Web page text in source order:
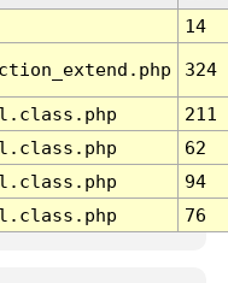
14
324
211
62
94
76